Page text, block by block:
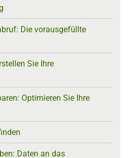
Die vorausgefüllte
Sie Ihre
Optimieren Sie Ihre
Daten an das